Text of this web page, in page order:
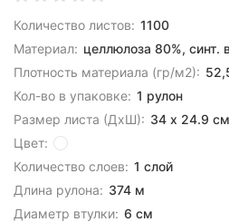
Количество листов: 1100
Материал: целлюлоза 80%, синт.
Плотность материала (гр/м2):
Кол-во в упаковке: 1 рулон
Размер листа (ДхШ): 34 х 24.9 см
Цвет:
Количество слоев: 1 слой
Длина рулона: 374 м
Диаметр втулки: 6 см